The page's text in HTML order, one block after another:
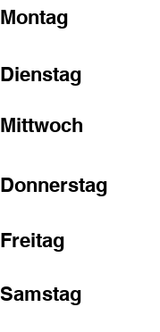
Montag
Dienstag
Mittwoch
Donnerstag
Freitag
Samstag